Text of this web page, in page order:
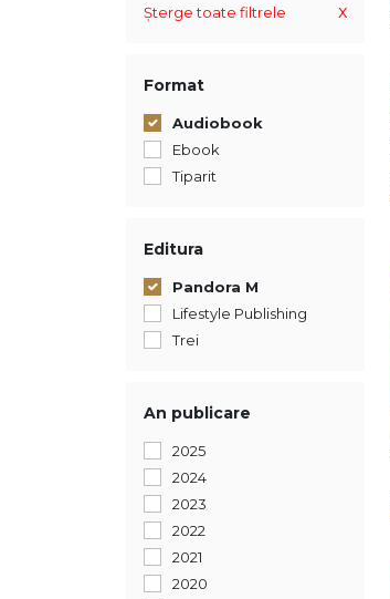
Șterge toate filtrele x
Format
Audiobook
Ebook
Tiparit
Editura
Pandora M
Lifestyle Publishing
Trei
An publicare
2025
2024
2023
2022
2021
2020